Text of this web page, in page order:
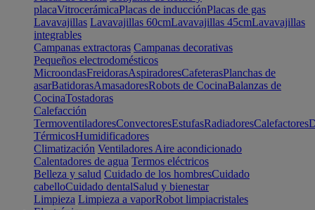
placaVitrocerámicaPlacas de inducciónPlacas de gas
Lavavajillas Lavavajillas 60cmLavavajillas 45cmLavavajillas
integrables
Campanas extractoras Campanas decorativas
Pequeños electrodomésticos
MicroondasFreidorasAspiradoresCafeterasPlanchas de
asarBatidorasAmasadoresRobots de CocinaBalanzas de
CocinaTostadoras
Calefacción
TermoventiladoresConvectoresEstufasRadiadoresCalefactores
TérmicosHumidificadores
Climatización Ventiladores Aire acondicionado
Calentadores de agua Termos eléctricos
Belleza y salud Cuidado de los hombresCuidado
cabelloCuidado dentalSalud y bienestar
Limpieza Limpieza a vaporRobot limpiacristales